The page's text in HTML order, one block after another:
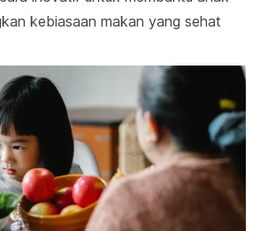
kebiasaan makan yang sehat